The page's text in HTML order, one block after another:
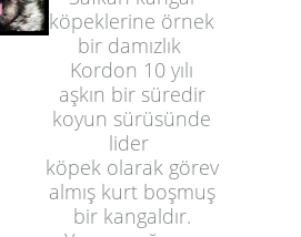
köpeklerine örnek
bir damızlık
Kordon 10 yılı
aşkın bir süredir
koyun sürüsünde
lider
köpek olarak görev
almış kurt boşmuş
bir kangaldır.